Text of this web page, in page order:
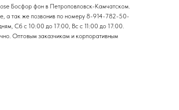
Босфор фон в Петроповловск-Камчатском.
а так же позвонив по номеру 8-914-782-50-
Сб с 10:00 до 17:00, Вс с 11:00 до 17:00.
Оптовым заказчикам и корпоративным